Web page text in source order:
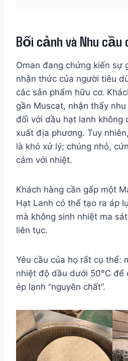
Bối cảnh và Nhu cầu
Oman đang chứng kiến sự
nhận thức của người tiêu
các sản phẩm hữu cơ.
gần Muscat, nhận thấy
đối với dầu hạt lanh không
xuất địa phương. Tuy
là khó xử lý; chúng nhỏ,
cảm với nhiệt.
Khách hàng cần gấp một
Hạt Lanh có thể tạo ra áp
mà không sinh nhiệt ma
liên tục.
Yêu cầu của họ rất cụ thể:
nhiệt độ dầu dưới 50°C để
ép lạnh “nguyên chất”.